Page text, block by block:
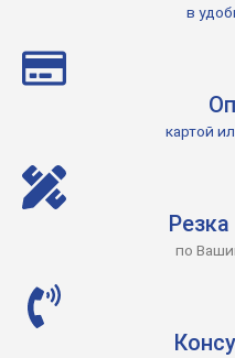
в
картой
по